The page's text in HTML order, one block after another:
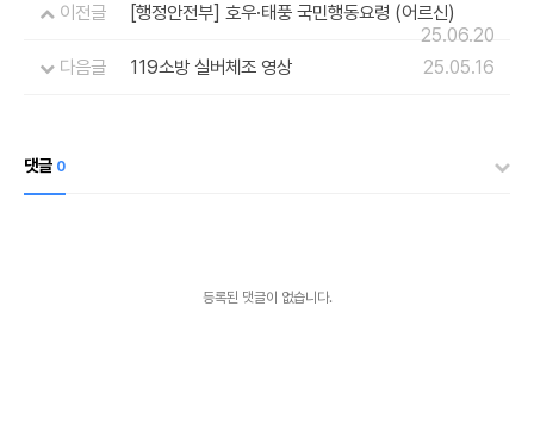
이전글
[행정안전부] 호우·태풍 국민행동요령 (어르신)
25.06.20
다음글
119소방 실버체조 영상 25.05.16
댓글 0
등록된 댓글이 없습니다.